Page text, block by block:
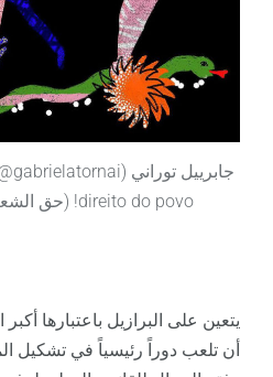
direito do povo! (حق الشعب بالغذاء”).2021. <
يتعين على البرازيل باعتبارها أكبر
أن تلعب دوراً رئيسياً في تشكيل